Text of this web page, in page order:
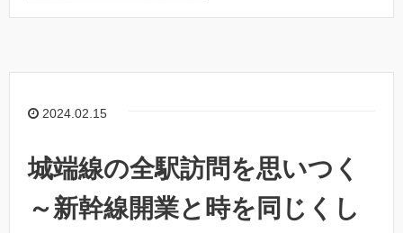
2024.02.15
城端線の全駅訪問を思いつく
～新幹線開業と時を同じくし